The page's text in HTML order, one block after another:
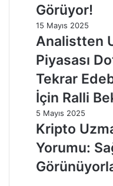
Görüyor!
15 Mayıs 2025
Analistten
Piyasası
Tekrar
İçin Ralli
5 Mayıs 2025
Kripto
Yorumu: